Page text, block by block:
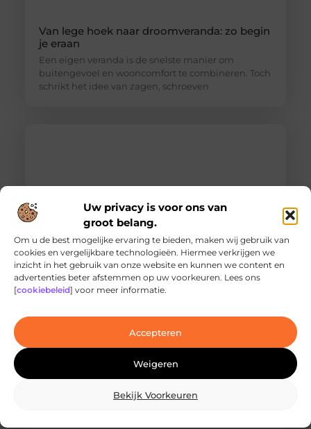
Uw privacy is voor ons van
groot belang.
Om u de best mogelijke ervaring te bieden, maken wij gebruik van
cookies en vergelijkbare technologieën. Hiermee verkrijgen we
inzicht in het gebruik van onze website en kunnen we content en
advertenties beter afstemmen op uw voorkeuren. Lees ons
[cookiebeleid] voor meer informatie.
Accepteren
Weigeren
Bekijk Voorkeuren
Van lege hoek naar droomveranda: zo begin
je eraan
Een eigen veranda is de snelste manier om
buitengevoel en wooncomfort te combineren. Toch
schrikt het idee van zagen, schroeven
Ontdek de innovatieve behandelingen in
jouw stad
laserbehandelingen in Den Haag? Dan ben je hier